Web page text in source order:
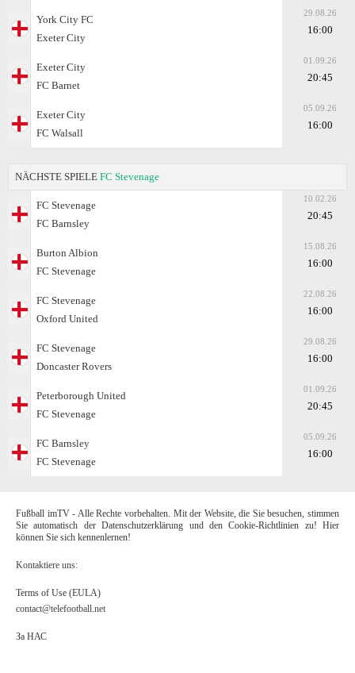
York City FC
Exeter City
29.08.26
16:00
Exeter City
FC Barnet
01.09.26
20:45
Exeter City
FC Walsall
05.09.26
16:00
NÄCHSTE SPIELE FC Stevenage
FC Stevenage
FC Barnsley
10.02.26
20:45
Burton Albion
FC Stevenage
15.08.26
16:00
FC Stevenage
Oxford United
22.08.26
16:00
FC Stevenage
Doncaster Rovers
29.08.26
16:00
Peterborough United
FC Stevenage
01.09.26
20:45
FC Barnsley
FC Stevenage
05.09.26
16:00
Fußball imTV - Alle Rechte vorbehalten. Mit der Website, die Sie besuchen, stimmen
Sie automatisch der Datenschutzerklärung und den Cookie-Richtlinien zu! Hier
können Sie sich kennenlernen!
Kontaktiere uns:
Terms of Use (EULA)
contact@telefootball.net
За НАС